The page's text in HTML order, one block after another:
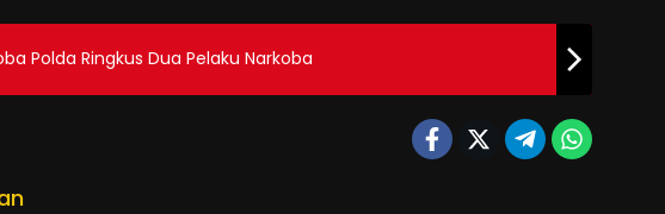
Polda Ringkus Dua Pelaku Narkoba